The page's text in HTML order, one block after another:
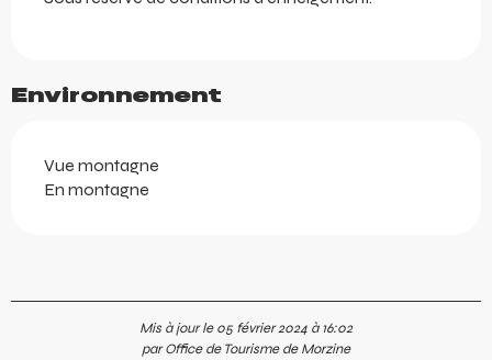
Environnement
Vue montagne
En montagne
Mis à jour le 05 février 2024 à 16:02
par Office de Tourisme de Morzine